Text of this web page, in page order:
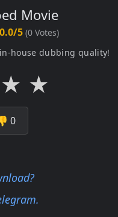
Movie
5 (0 Votes)
house dubbing quality!
★ ★
0